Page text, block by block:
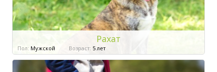
Рахат
Пол: Мужской Возраст: 5 лет